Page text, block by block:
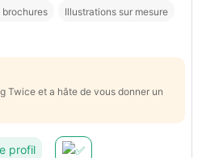
brochures Illustrations sur mesure
Twice et a hâte de vous donner un
profil